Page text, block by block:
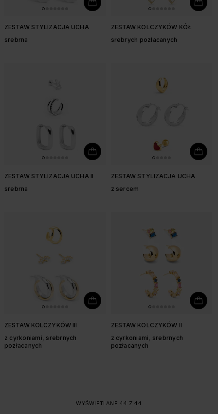
ZESTAW STYLIZACJA UCHA
srebrna
ZESTAW KOLCZYKÓW KÓŁ
srebrych pozłacanych
ZESTAW STYLIZACJA UCHA II
srebrna
ZESTAW STYLIZACJA UCHA
z sercem
ZESTAW KOLCZYKÓW III
z cyrkoniami, srebrnych
pozłacanych
ZESTAW KOLCZYKÓW II
z cyrkoniami, srebrnych
pozłacanych
WYŚWIETLANE 44 Z 44